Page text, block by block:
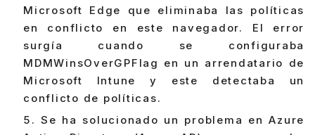
Microsoft Edge que eliminaba las políticas
en conflicto en este navegador. El error
surgía cuando se configuraba
MDMWinsOverGPFlag en un arrendatario de
Microsoft Intune y este detectaba un
conflicto de políticas.
Se ha solucionado un problema en Azure